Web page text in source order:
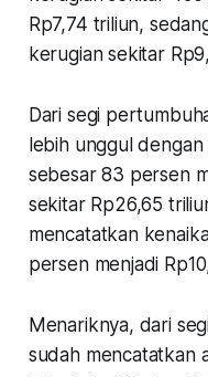
Rp7,74 triliun,
kerugian sekitar
Dari segi
lebih unggul
sebesar 83 persen
sekitar Rp26,65
mencatatkan
persen menjadi
Menariknya, dari
sudah mencatatkan